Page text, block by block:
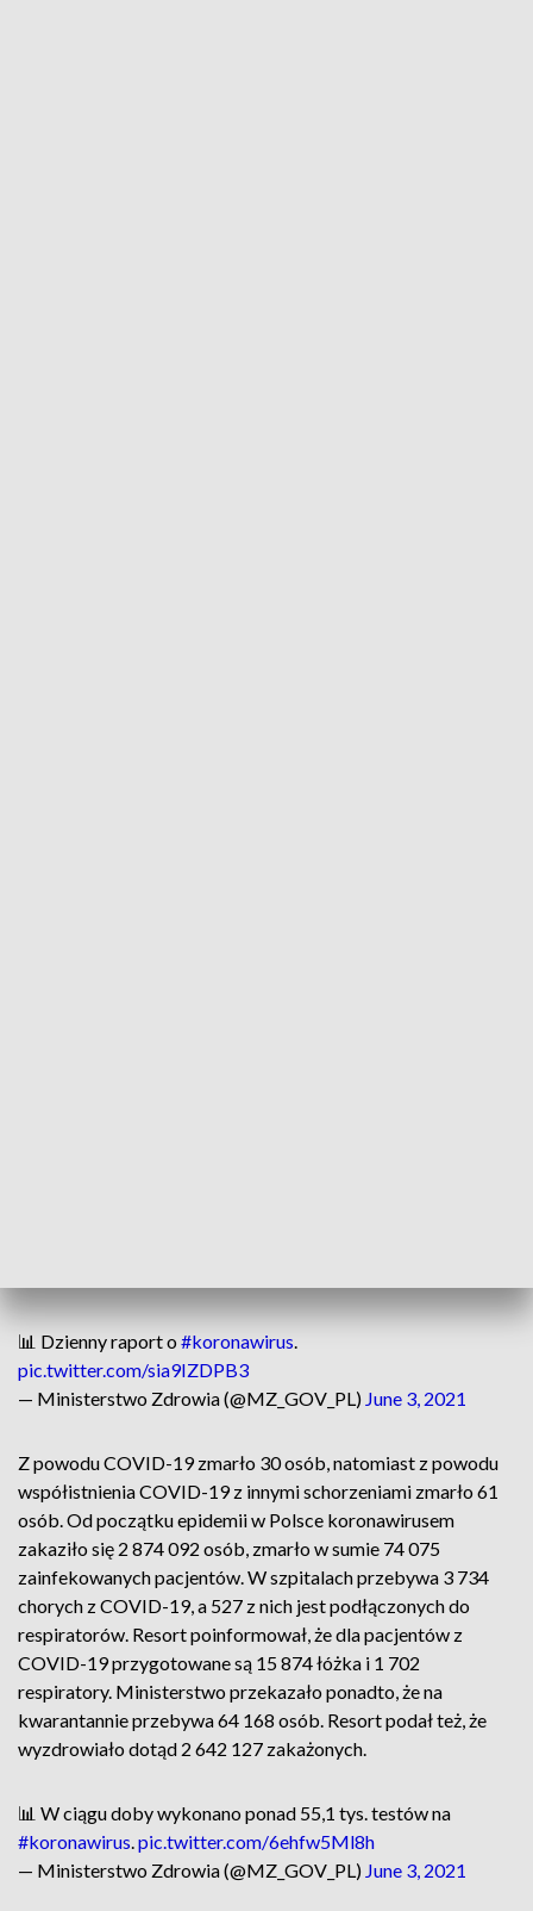
📊 Dzienny raport o #koronawirus.
pic.twitter.com/sia9IZDPB3
— Ministerstwo Zdrowia (@MZ_GOV_PL) June 3, 2021
Z powodu COVID-19 zmarło 30 osób, natomiast z powodu
współistnienia COVID-19 z innymi schorzeniami zmarło 61
osób. Od początku epidemii w Polsce koronawirusem
zakaziło się 2 874 092 osób, zmarło w sumie 74 075
zainfekowanych pacjentów. W szpitalach przebywa 3 734
chorych z COVID-19, a 527 z nich jest podłączonych do
respiratorów. Resort poinformował, że dla pacjentów z
COVID-19 przygotowane są 15 874 łóżka i 1 702
respiratory. Ministerstwo przekazało ponadto, że na
kwarantannie przebywa 64 168 osób. Resort podał też, że
wyzdrowiało dotąd 2 642 127 zakażonych.
📊 W ciągu doby wykonano ponad 55,1 tys. testów na
#koronawirus.pic.twitter.com/6ehfw5Ml8h
— Ministerstwo Zdrowia (@MZ_GOV_PL) June 3, 2021